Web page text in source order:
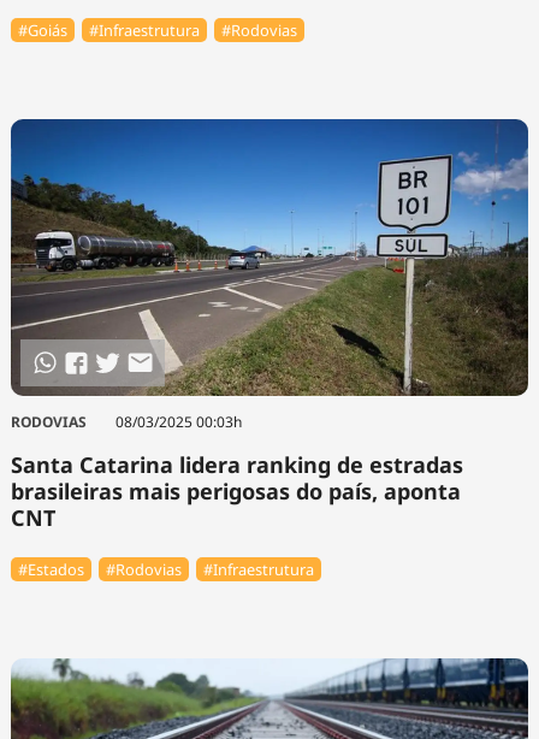
#Goiás #Infraestrutura #Rodovias
RODOVIAS 08/03/2025 00:03h
Santa Catarina lidera ranking de estradas
brasileiras mais perigosas do país, aponta
CNT
#Estados #Rodovias #Infraestrutura